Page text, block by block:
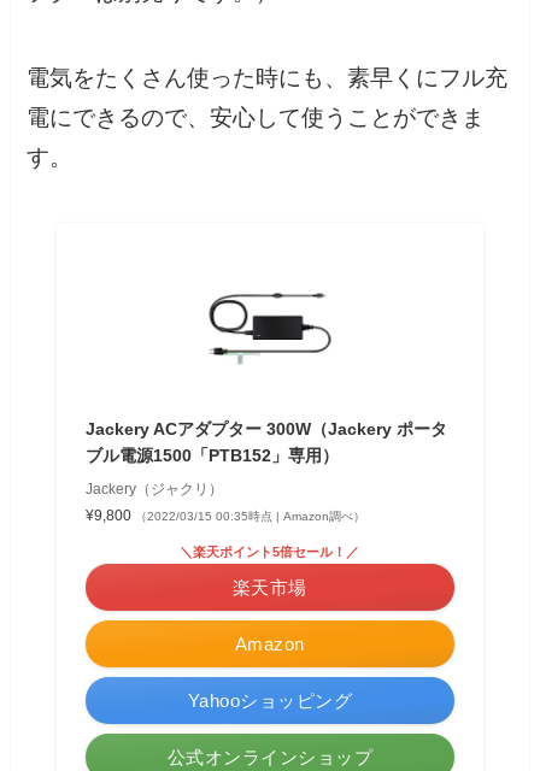
電気をたくさん使った時にも、素早くにフル充
電にできるので、安心して使うことができま
す。
Jackery ACアダプター 300W（Jackery ポータ
ブル電源1500「PTB152」専用）
Jackery（ジャクリ）
¥9,800
（2022/03/15 00:35時点 | Amazon調べ）
Amazon
＼楽天ポイント5倍セール！／
楽天市場
Yahooショッピング
公式オンラインショップ